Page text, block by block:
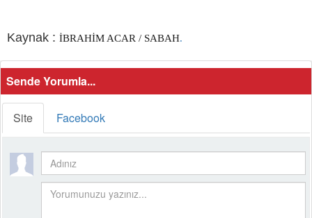
Kaynak : İBRAHİM ACAR / SABAH.
Sende Yorumla...
Site Facebook